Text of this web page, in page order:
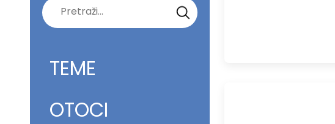
Pretraži:
TEME
OTOCI